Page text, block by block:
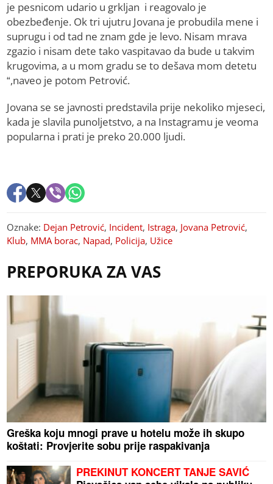
je pesnicom udario u grkljan i reagovalo je
obezbeđenje. Ok tri ujutru Jovana je probudila mene i
suprugu i od tad ne znam gde je levo. Nisam mrava
zgazio i nisam dete tako vaspitavao da bude u takvim
krugovima, a u mom gradu se to dešava mom detetu
“,naveo je potom Petrović.
Jovana se se javnosti predstavila prije nekoliko mjeseci,
kada je slavila punoljetstvo, a na Instagramu je veoma
popularna i prati je preko 20.000 ljudi.
Oznake: Dejan Petrović, Incident, Istraga, Jovana Petrović,
Klub, MMA borac, Napad, Policija, Užice
PREPORUKA ZA VAS
Greška koju mnogi prave u hotelu može ih skupo
koštati: Provjerite sobu prije raspakivanja
PREKINUT KONCERT TANJE SAVIĆ